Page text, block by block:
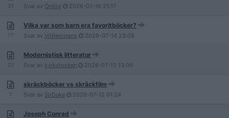
33 Svar av Ördög 2026-07-16 21:17
77
Vilka var som barn era favoritböcker?
Svar av VitResistens 2026-07-14 23:08
23
Modernistisk litteratur
Svar av kyrkstocken 2026-07-13 13:06
7
skräckböcker vs skräckfilm
Svar av SirDuke 2026-07-12 01:24
Joseph Conrad